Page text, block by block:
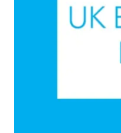
放在社區
LFC 基金
的慈善合